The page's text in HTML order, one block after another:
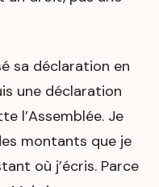
sa déclaration en
une déclaration
l’Assemblée. Je
montants que je
où j’écris. Parce